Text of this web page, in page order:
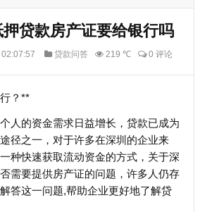
贷款房产证要给银行吗
贷款问答 219 ℃ 0 评论
？**
人的资金需求日益增长，贷款已成为
径之一，对于许多在深圳的企业来
种快速获取流动资金的方式，关于深
需要提供房产证的问题，许多人仍存
答这一问题,帮助企业更好地了解贷